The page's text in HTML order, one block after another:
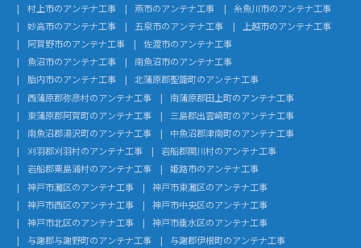
村上市のアンテナ工事
燕市のアンテナ工事
糸魚川市のアンテナ工事
妙高市のアンテナ工事
五泉市のアンテナ工事
上越市のアンテナ工事
阿賀野市のアンテナ工事
佐渡市のアンテナ工事
魚沼市のアンテナ工事
南魚沼市のアンテナ工事
胎内市のアンテナ工事
北蒲原郡聖籠町のアンテナ工事
西蒲原郡弥彦村のアンテナ工事
南蒲原郡田上町のアンテナ工事
東蒲原郡阿賀町のアンテナ工事
三島郡出雲崎町のアンテナ工事
南魚沼郡湯沢町のアンテナ工事
中魚沼郡津南町のアンテナ工事
刈羽郡刈羽村のアンテナ工事
岩船郡関川村のアンテナ工事
岩船郡粟島浦村のアンテナ工事
姫路市のアンテナ工事
神戸市灘区のアンテナ工事
神戸市東灘区のアンテナ工事
神戸市西区のアンテナ工事
神戸市中央区のアンテナ工事
神戸市北区のアンテナ工事
神戸市垂水区のアンテナ工事
与謝郡与謝野町のアンテナ工事
与謝郡伊根町のアンテナ工事